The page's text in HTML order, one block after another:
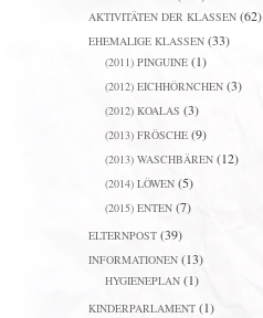
AKTIVITÄTEN DER KLASSEN(62)
EHEMALIGE KLASSEN(33)
(2011) PINGUINE(1)
(2012) EICHHÖRNCHEN(3)
(2012) KOALAS (3)
(2013) FRÖSCHE(9)
(2013) WASCHBÄREN(12)
(2014) LÖWEN(5)
(2015) ENTEN(7)
ELTERNPOST(39)
INFORMATIONEN(13)
HYGIENEPLAN(1)
KINDERPARLAMENT(1)